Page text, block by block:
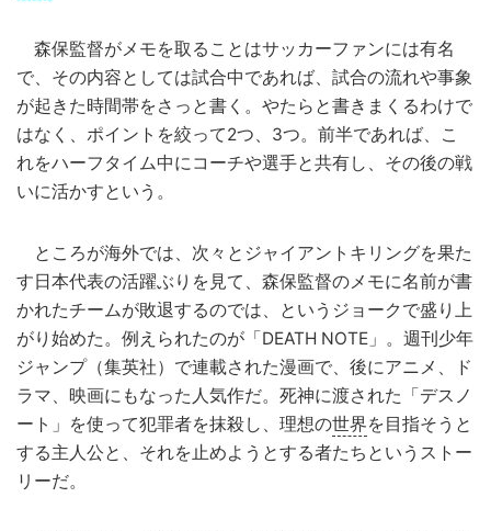
森保監督がメモを取ることはサッカーファンには有名
で、その内容としては試合中であれば、試合の流れや事象
が起きた時間帯をさっと書く。やたらと書きまくるわけで
はなく、ポイントを絞って2つ、3つ。前半であれば、こ
れをハーフタイム中にコーチや選手と共有し、その後の戦
いに活かすという。
ところが海外では、次々とジャイアントキリングを果た
す日本代表の活躍ぶりを見て、森保監督のメモに名前が書
かれたチームが敗退するのでは、というジョークで盛り上
がり始めた。例えられたのが「DEATH NOTE」。週刊少年
ジャンプ（集英社）で連載された漫画で、後にアニメ、ド
ラマ、映画にもなった人気作だ。死神に渡された「デスノ
ート」を使って犯罪者を抹殺し、理想の世界を目指そうと
する主人公と、それを止めようとする者たちというストー
リーだ。